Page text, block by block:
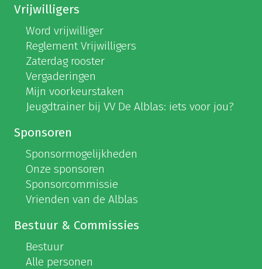
Vrijwilligers
Word vrijwilliger
Reglement Vrijwilligers
Zaterdag rooster
Vergaderingen
Mijn voorkeurstaken
Jeugdtrainer bij VV De Alblas: iets voor jou?
Sponsoren
Sponsormogelijkheden
Onze sponsoren
Sponsorcommissie
Vrienden van de Alblas
Bestuur & Commissies
Bestuur
Alle personen